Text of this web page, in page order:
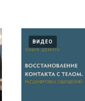
ВИДЕО